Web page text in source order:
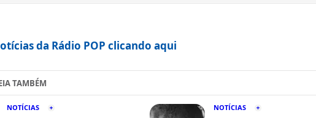
da Rádio POP clicando aqui
TAMBÉM
NOTÍCIAS NOTÍCIAS